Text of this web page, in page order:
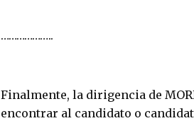
………………..
Finalmente, la dirigencia de
encontrar al candidato o